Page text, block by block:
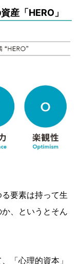
産「HERO」
要素は持って生
、というとそん
「心理的資本」